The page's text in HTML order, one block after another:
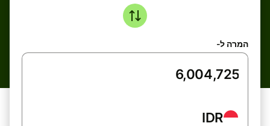
המרה ל-
IDR